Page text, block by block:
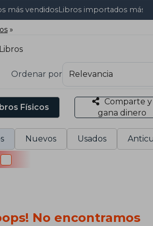
más vendidosLibros importados más
Ordenar por
Físicos
Comparte y
gana dinero
Nuevos Usados
No encontramos